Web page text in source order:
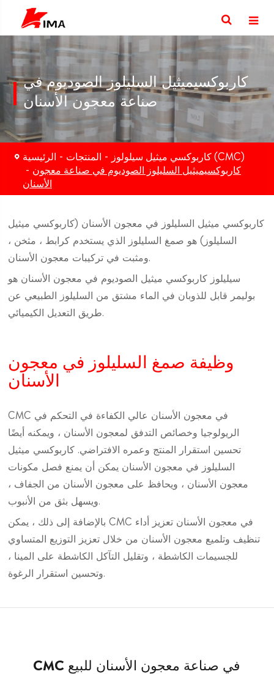
كاربوكسيميثيل السليلوز الصوديوم في
صناعة معجون الأسنان
الرئيسية المنتجات
كاربوكسي ميثيل سيلولوز (CMC)
كاربوكسيميثيل السليلوز الصوديوم في صناعة معجون
الأسنان
كاربوكسي ميثيل السليلوز في معجون الأسنان (كاربوكسي ميثيل
السليلوز) هو صمغ السليلوز الذي يستخدم كرابط ، مثخن ،
ومثبت في تركيبات معجون الأسنان.
سيليلوز كاربوكسي ميثيل الصوديوم في معجون الأسنان هو
بوليمر قابل للذوبان في الماء مشتق من السليلوز الطبيعي عن
طريق التعديل الكيميائي.
وظيفة صمغ السليلوز في معجون
الأسنان
CMC في معجون الأسنان عالي الكفاءة في التحكم في
الريولوجيا وخصائص التدفق لمعجون الأسنان ، ويمكنه أيضًا
تحسين استقرار المنتج وعمره الافتراضي. كاربوكسي ميثيل
السليلوز في معجون الأسنان يمكن أن يمنع فصل مكونات
معجون الأسنان ، ويحافظ على معجون الأسنان من الجفاف ،
ويسهل بثق من الأنبوب.
بالإضافة إلى ذلك ، يمكن CMC في معجون الأسنان تعزيز أداء
تنظيف وتلميع معجون الأسنان من خلال تعزيز التوزيع المتساوي
للجسيمات الكاشطة ، وتقليل التآكل الكاشطة على المينا ،
وتحسين استقرار الرغوة.
CMC في صناعة معجون الأسنان للبيع